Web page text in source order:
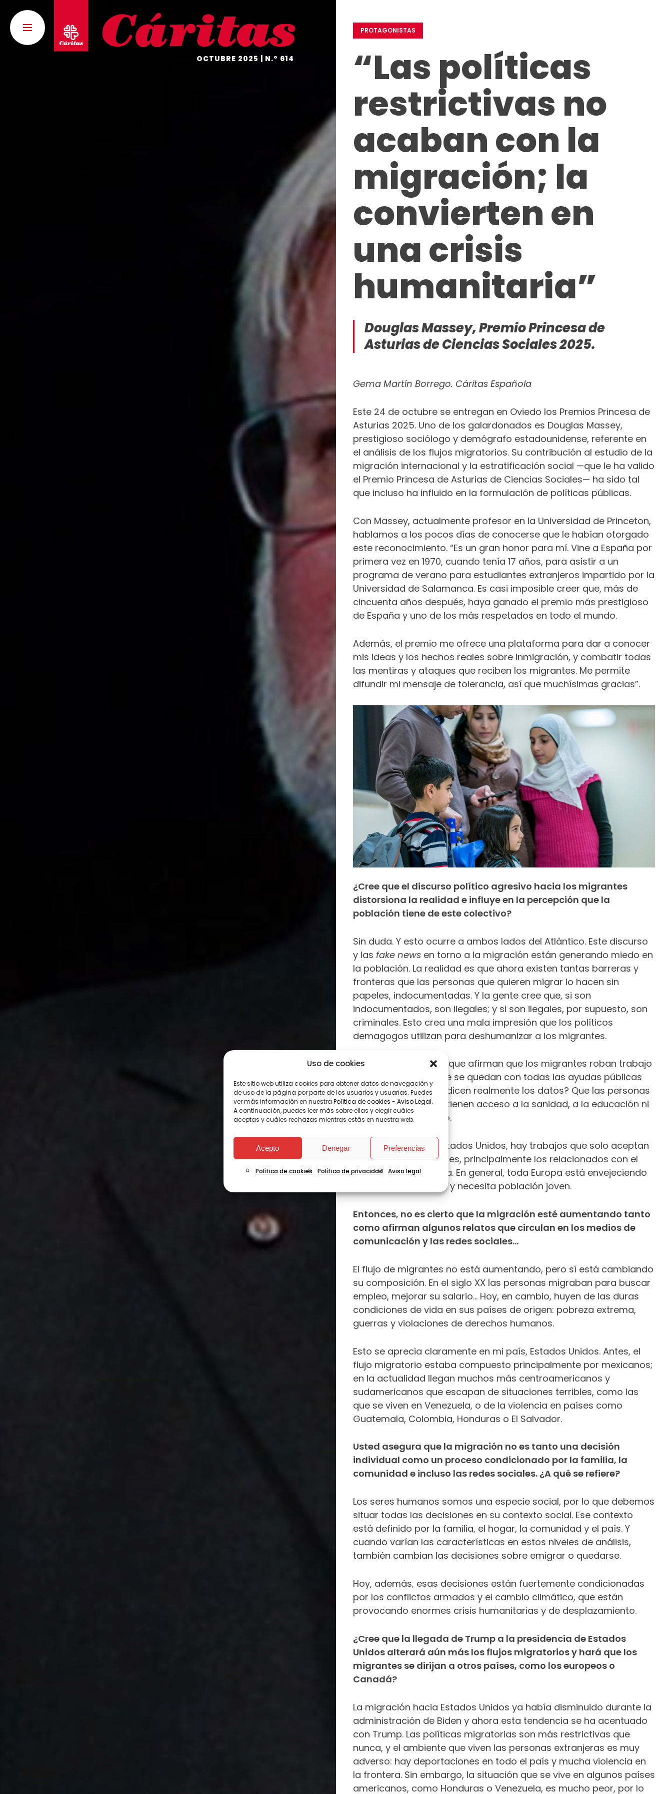
Uso de cookies
Este sitio web utiliza cookies para obtener datos de navegación y
de uso de la página por parte de los usuarios y usuarias. Puedes
ver más información en nuestra Política de cookies - Aviso Legal.
A continuación, puedes leer más sobre ellas y elegir cuáles
aceptas y cuáles rechazas mientras estás en nuestra web.
Acepto Denegar Preferencias
Política de cookies Política de privacidad Aviso legal
OCTUBRE 2025 | N.º 614
UN
NO
TE
OLVIDES
FONDO
EL
DESDE
DENTRO
HISTORIAS
CON
CORAZÓN
PROTAGONISTAS
EMPRESAS
COMPROMETIDAS
IMPULSO
ACCIÓN
SOCIAL
ECONOMÍA
INTERNACIONAL
EMERGENCIAS
PROTAGONISTAS
“Las políticas
restrictivas no
acaban con la
migración; la
convierten en
una crisis
humanitaria”
Douglas Massey, Premio Princesa de
Asturias de Ciencias Sociales 2025.
Gema Martín Borrego. Cáritas Española
Este 24 de octubre se entregan en Oviedo los Premios Princesa de
Asturias 2025. Uno de los galardonados es Douglas Massey,
prestigioso sociólogo y demógrafo estadounidense, referente en
el análisis de los flujos migratorios. Su contribución al estudio de la
migración internacional y la estratificación social —que le ha valido
el Premio Princesa de Asturias de Ciencias Sociales— ha sido tal
que incluso ha influido en la formulación de políticas públicas.
Con Massey, actualmente profesor en la Universidad de Princeton,
hablamos a los pocos días de conocerse que le habían otorgado
este reconocimiento. “Es un gran honor para mí. Vine a España por
primera vez en 1970, cuando tenía 17 años, para asistir a un
programa de verano para estudiantes extranjeros impartido por la
Universidad de Salamanca. Es casi imposible creer que, más de
cincuenta años después, haya ganado el premio más prestigioso
de España y uno de los más respetados en todo el mundo.
Además, el premio me ofrece una plataforma para dar a conocer
mis ideas y los hechos reales sobre inmigración, y combatir todas
las mentiras y ataques que reciben los migrantes. Me permite
difundir mi mensaje de tolerancia, así que muchísimas gracias”.
¿Cree que el discurso político agresivo hacia los migrantes
distorsiona la realidad e influye en la percepción que la
población tiene de este colectivo?
Sin duda. Y esto ocurre a ambos lados del Atlántico. Este discurso
y las fake newsen torno a la migración están generando miedo en
la población. La realidad es que ahora existen tantas barreras y
fronteras que las personas que quieren migrar lo hacen sin
papeles, indocumentadas. Y la gente cree que, si son
indocumentados, son ilegales; y si son ilegales, por supuesto, son
criminales. Esto crea una mala impresión que los políticos
demagogos utilizan para deshumanizar a los migrantes.
Además, las noticias que afirman que los migrantes roban trabajo
a los españoles o que se quedan con todas las ayudas públicas
no son ciertas. ¿Qué dicen realmente los datos? Que las personas
indocumentadas no tienen acceso a la sanidad, a la educación ni
a ningún otro servicio.
Y, como ocurre en Estados Unidos, hay trabajos que solo aceptan
las personas migrantes, principalmente los relacionados con el
campo o la hostelería. En general, toda Europa está envejeciendo
a un ritmo acelerado y necesita población joven.
Entonces, no es cierto que la migración esté aumentando tanto
como afirman algunos relatos que circulan en los medios de
comunicación y las redes sociales…
El flujo de migrantes no está aumentando, pero sí está cambiando
su composición. En el siglo XX las personas migraban para buscar
empleo, mejorar su salario… Hoy, en cambio, huyen de las duras
condiciones de vida en sus países de origen: pobreza extrema,
guerras y violaciones de derechos humanos.
Esto se aprecia claramente en mi país, Estados Unidos. Antes, el
flujo migratorio estaba compuesto principalmente por mexicanos;
en la actualidad llegan muchos más centroamericanos y
sudamericanos que escapan de situaciones terribles, como las
que se viven en Venezuela, o de la violencia en países como
Guatemala, Colombia, Honduras o El Salvador.
Usted asegura que la migración no es tanto una decisión
individual como un proceso condicionado por la familia, la
comunidad e incluso las redes sociales. ¿A qué se refiere?
Los seres humanos somos una especie social, por lo que debemos
situar todas las decisiones en su contexto social. Ese contexto
está definido por la familia, el hogar, la comunidad y el país. Y
cuando varían las características en estos niveles de análisis,
también cambian las decisiones sobre emigrar o quedarse.
Hoy, además, esas decisiones están fuertemente condicionadas
por los conflictos armados y el cambio climático, que están
provocando enormes crisis humanitarias y de desplazamiento.
¿Cree que la llegada de Trump a la presidencia de Estados
Unidos alterará aún más los flujos migratorios y hará que los
migrantes se dirijan a otros países, como los europeos o
Canadá?
La migración hacia Estados Unidos ya había disminuido durante la
administración de Biden y ahora esta tendencia se ha acentuado
con Trump. Las políticas migratorias son más restrictivas que
nunca, y el ambiente que viven las personas extranjeras es muy
adverso: hay deportaciones en todo el país y mucha violencia en
la frontera. Sin embargo, la situación que se vive en algunos países
americanos, como Honduras o Venezuela, es mucho peor, por lo